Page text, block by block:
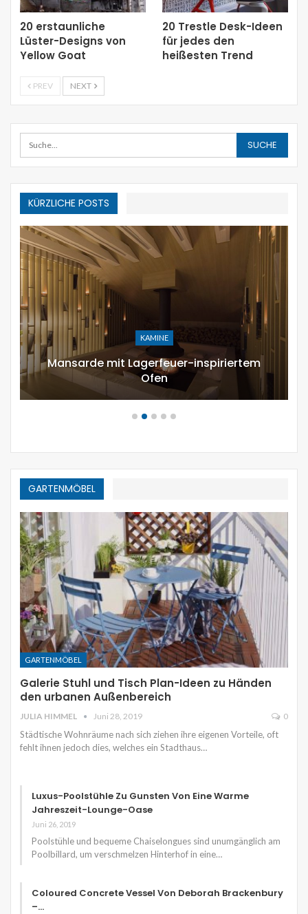
20 erstaunliche
Lüster-Designs von
Yellow Goat
20 Trestle Desk-Ideen
für jedes den
heißesten Trend
PREV NEXT
KÜRZLICHE POSTS
URLAUB DEKOR
12 moderne Möglichkeiten,
zusammensetzen Kürbisgewächs zu…
GARTENMÖBEL
GARTENMÖBEL
Galerie Stuhl und Tisch Plan-Ideen zu Händen
den urbanen Außenbereich
JULIA HIMMEL Juni 28, 2019 0
Städtische Wohnräume nach sich ziehen ihre eigenen Vorteile, oft
fehlt ihnen jedoch dies, welches ein Stadthaus…
Luxus-Poolstühle Zu Gunsten Von Eine Warme
Jahreszeit-Lounge-Oase
Juni 26, 2019
Poolstühle und bequeme Chaiselongues sind unumgänglich am
Poolbillard, um verschmelzen Hinterhof in eine…
Coloured Concrete Vessel Von Deborah Brackenbury
–…